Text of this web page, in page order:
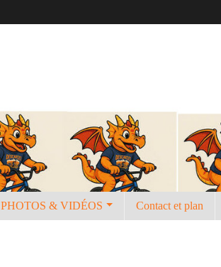
PHOTOS & VIDÉOS Contact et plan